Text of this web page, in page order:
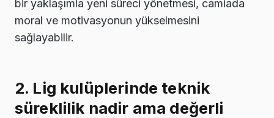
bir yaklaşımla yeni süreci yönetmesi, camiada
moral ve motivasyonun yükselmesini
sağlayabilir.
2. Lig kulüplerinde teknik
süreklilik nadir ama değerli